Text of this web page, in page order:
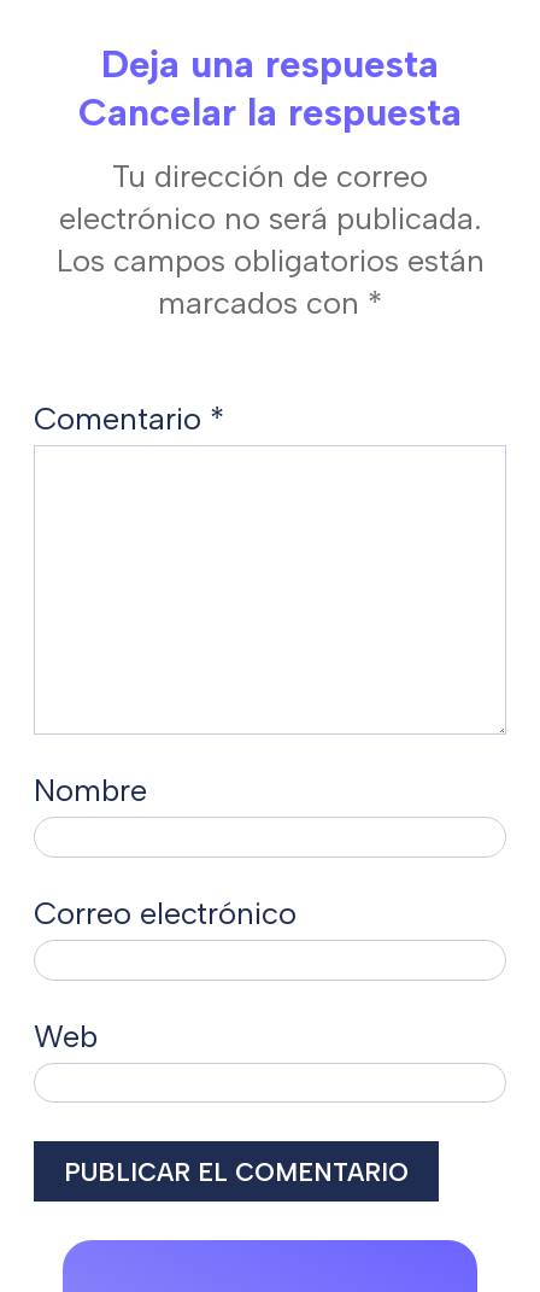
Deja una respuesta
Cancelar la respuesta
Tu dirección de correo
electrónico no será publicada.
Los campos obligatorios están
marcados con *
Comentario *
Nombre
Correo electrónico
Web